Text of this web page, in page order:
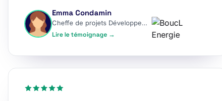
Emma Condamin
Cheffe de projets Développement
Lire le témoignage →